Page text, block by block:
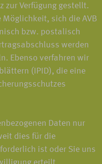
zur Verfügung gestellt.
Möglichkeit, sich die AVB
bzw. postalisch
werden
Ebenso verfahren wir
(IPID), die eine
Daten nur
dies für die
ist oder Sie uns